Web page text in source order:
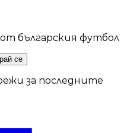
българския футбол
се
за последните